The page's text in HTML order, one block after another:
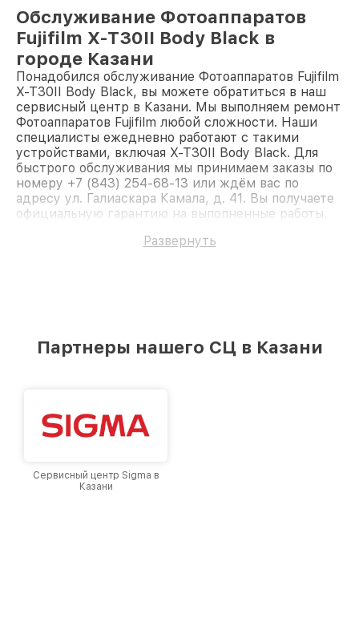
Обслуживание Фотоаппаратов
Fujifilm X-T30II Body Black в
городе Казани
Понадобился обслуживание Фотоаппаратов Fujifilm
X-T30II Body Black, вы можете обратиться в наш
сервисный центр в Казани. Мы выполняем ремонт
Фотоаппаратов Fujifilm любой сложности. Наши
специалисты ежедневно работают с такими
устройствами, включая X-T30II Body Black. Для
быстрого обслуживания мы принимаем заказы по
номеру +7 (843) 254-68-13 или ждём вас по
адресу ул. Галиаскара Камала, д. 41. Вы получаете
официальную гарантию на выполненные работы.
Развернуть
Партнеры нашего СЦ в Казани
Сервисный центр Sigma в
Казани